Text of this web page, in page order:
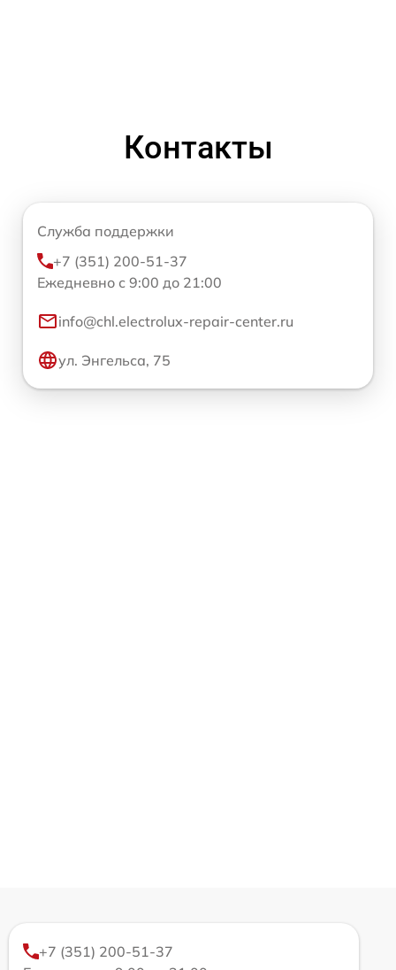
Контакты
Служба поддержки
+7 (351) 200-51-37
Ежедневно с 9:00 до 21:00
info@chl.electrolux-repair-center.ru
ул. Энгельса, 75
+7 (351) 200-51-37